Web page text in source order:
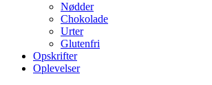
Nødder
Chokolade
Urter
Glutenfri
Opskrifter
Oplevelser